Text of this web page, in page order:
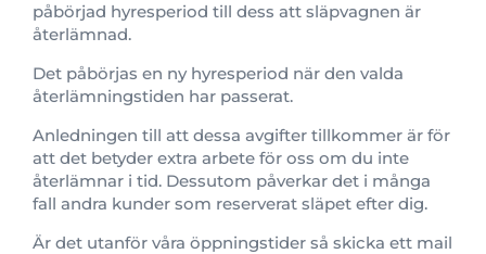
påbörjad hyresperiod till dess att släpvagnen är
återlämnad.
Det påbörjas en ny hyresperiod när den valda
återlämningstiden har passerat.
Anledningen till att dessa avgifter tillkommer är för
att det betyder extra arbete för oss om du inte
återlämnar i tid. Dessutom påverkar det i många
fall andra kunder som reserverat släpet efter dig.
Är det utanför våra öppningstider så skicka ett mail